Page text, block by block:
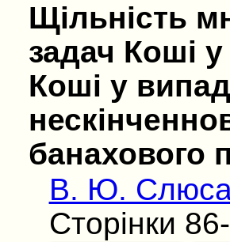
Щільність
задач Коші
Коші у
банахового
В. Ю.
Сторінки